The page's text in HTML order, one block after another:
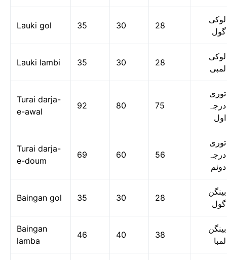
Lauki gol 35 30 28
لوکی
گول
Lauki lambi 35 30 28
لوکی
لمبی
Turai darja-
e-awal
92 80 75
توری
درجہ
اول
Turai darja-
e-doum
69 60 56
توری
درجہ
دوئم
Baingan gol 35 30 28
بینگن
گول
Baingan
lamba
46 40 38
بینگن
لمبا